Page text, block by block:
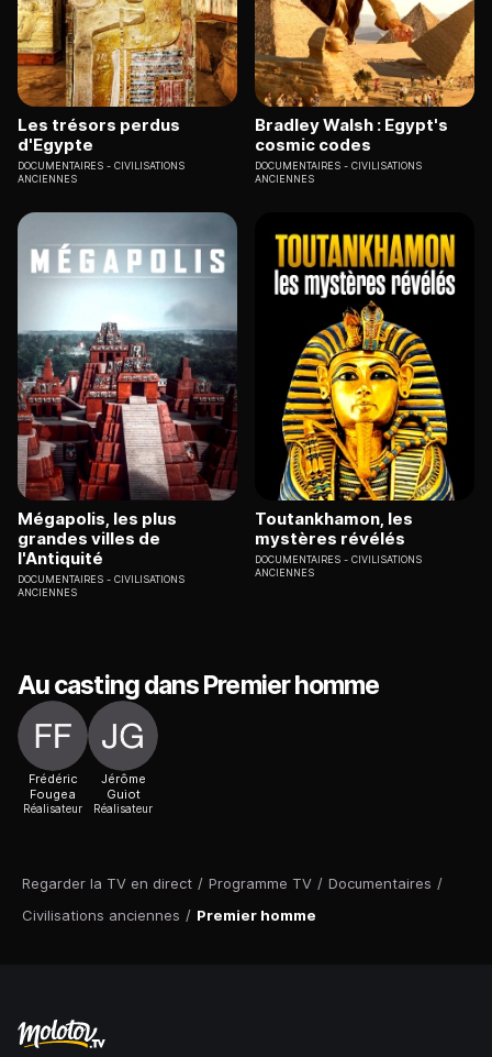
Regarder la TV en direct / Programme TV / Documentaires /
Civilisations anciennes / Premier homme
Les trésors perdus
d'Egypte
DOCUMENTAIRES
CIVILISATIONS
ANCIENNES
Bradley Walsh : Egypt's
cosmic codes
DOCUMENTAIRES
CIVILISATIONS
ANCIENNES
Mégapolis, les plus
grandes villes de
l'Antiquité
DOCUMENTAIRES
CIVILISATIONS
ANCIENNES
Toutankhamon, les
mystères révélés
DOCUMENTAIRES
CIVILISATIONS
ANCIENNES
Au casting dans Premier homme
Frédéric
Fougea
Réalisateur
Jérôme
Guiot
Réalisateur